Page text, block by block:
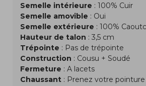
Semelle intérieure : 100% Cuir
Semelle amovible : Oui
Semelle extérieure : 100%
Hauteur de talon : 3,5 cm
Trépointe : Pas de trépointe
Construction : Cousu + Soudé
Fermeture : A lacets
Chaussant : Prenez votre